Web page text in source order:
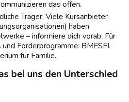
das offen.
Träger: Viele Kursanbieter
haben
– informiere dich vorab. Für
Förderprogramme: BMFSFJ.
für Familie.
bei uns den Unterschied